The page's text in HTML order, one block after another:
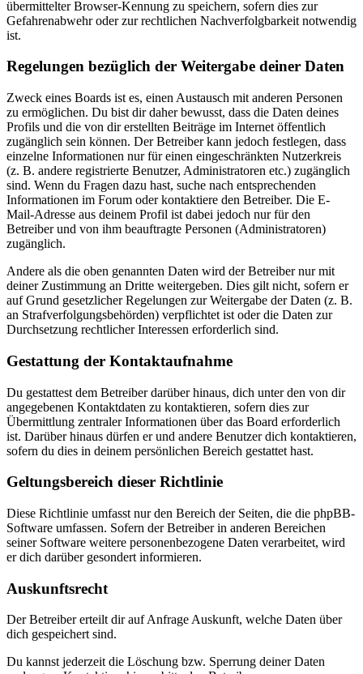
übermittelter Browser-Kennung zu speichern, sofern dies zur
Gefahrenabwehr oder zur rechtlichen Nachverfolgbarkeit notwendig
ist.
Regelungen bezüglich der Weitergabe deiner Daten
Zweck eines Boards ist es, einen Austausch mit anderen Personen
zu ermöglichen. Du bist dir daher bewusst, dass die Daten deines
Profils und die von dir erstellten Beiträge im Internet öffentlich
zugänglich sein können. Der Betreiber kann jedoch festlegen, dass
einzelne Informationen nur für einen eingeschränkten Nutzerkreis
(z. B. andere registrierte Benutzer, Administratoren etc.) zugänglich
sind. Wenn du Fragen dazu hast, suche nach entsprechenden
Informationen im Forum oder kontaktiere den Betreiber. Die E-
Mail-Adresse aus deinem Profil ist dabei jedoch nur für den
Betreiber und von ihm beauftragte Personen (Administratoren)
zugänglich.
Andere als die oben genannten Daten wird der Betreiber nur mit
deiner Zustimmung an Dritte weitergeben. Dies gilt nicht, sofern er
auf Grund gesetzlicher Regelungen zur Weitergabe der Daten (z. B.
an Strafverfolgungsbehörden) verpflichtet ist oder die Daten zur
Durchsetzung rechtlicher Interessen erforderlich sind.
Gestattung der Kontaktaufnahme
Du gestattest dem Betreiber darüber hinaus, dich unter den von dir
angegebenen Kontaktdaten zu kontaktieren, sofern dies zur
Übermittlung zentraler Informationen über das Board erforderlich
ist. Darüber hinaus dürfen er und andere Benutzer dich kontaktieren,
sofern du dies in deinem persönlichen Bereich gestattet hast.
Geltungsbereich dieser Richtlinie
Diese Richtlinie umfasst nur den Bereich der Seiten, die die phpBB-
Software umfassen. Sofern der Betreiber in anderen Bereichen
seiner Software weitere personenbezogene Daten verarbeitet, wird
er dich darüber gesondert informieren.
Auskunftsrecht
Der Betreiber erteilt dir auf Anfrage Auskunft, welche Daten über
dich gespeichert sind.
Du kannst jederzeit die Löschung bzw. Sperrung deiner Daten